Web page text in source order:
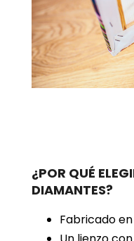
¿POR QUÉ
DIAMANTES?
Fabricado en